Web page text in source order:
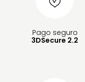
Pago seguro
3DSecure 2.2